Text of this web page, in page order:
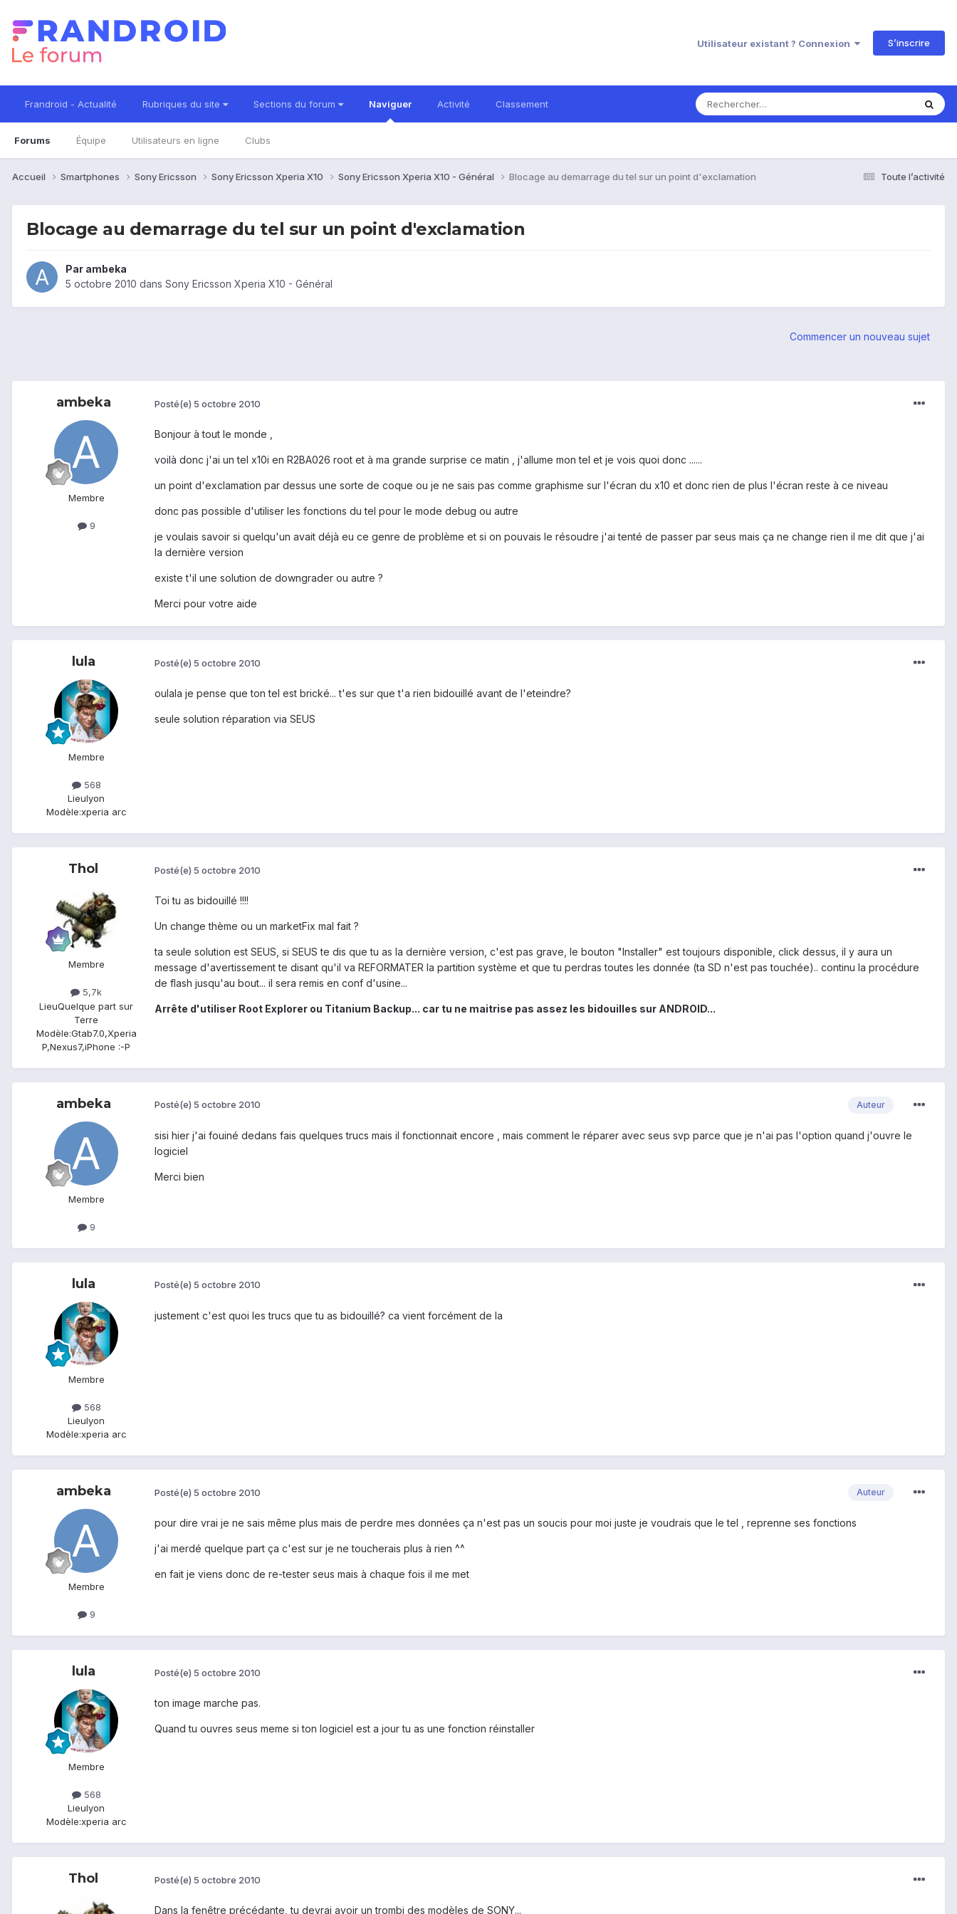
Utilisateur existant ? Connexion S’inscrire
Frandroid - Actualité Rubriques du site Sections du forum Naviguer
Forums Équipe Utilisateurs en ligne Clubs
Activité Classement
Toute l’activité
Accueil Smartphones Sony Ericsson Sony Ericsson Xperia X10 Sony Ericsson Xperia X10 - Général Blocage au demarrage du tel sur un point d'exclamation
Blocage au demarrage du tel sur un point d'exclamation
Par ambeka
5 octobre 2010 dans Sony Ericsson Xperia X10 - Général
Commencer un nouveau sujet
ambeka
Membre
9
Posté(e) 5 octobre 2010
Bonjour à tout le monde ,
voilà donc j'ai un tel x10i en R2BA026 root et à ma grande surprise ce matin , j'allume mon tel et je vois quoi donc ......
un point d'exclamation par dessus une sorte de coque ou je ne sais pas comme graphisme sur l'écran du x10 et donc rien de plus l'écran reste à ce niveau
donc pas possible d'utiliser les fonctions du tel pour le mode debug ou autre
je voulais savoir si quelqu'un avait déjà eu ce genre de problème et si on pouvais le résoudre j'ai tenté de passer par seus mais ça ne change rien il me dit que j'ai
la dernière version
existe t'il une solution de downgrader ou autre ?
Merci pour votre aide
lula
Membre
568
Lieulyon
Modèle:xperia arc
Posté(e) 5 octobre 2010
oulala je pense que ton tel est brické... t'es sur que t'a rien bidouillé avant de l'eteindre?
seule solution réparation via SEUS
Thol
Membre
5,7k
LieuQuelque part sur
Terre
Modèle:Gtab7.0,Xperia
P,Nexus7,iPhone :-P
Posté(e) 5 octobre 2010
Toi tu as bidouillé !!!!
Un change thème ou un marketFix mal fait ?
ta seule solution est SEUS, si SEUS te dis que tu as la dernière version, c'est pas grave, le bouton "Installer" est toujours disponible, click dessus, il y aura un
message d'avertissement te disant qu'il va REFORMATER la partition système et que tu perdras toutes les donnée (ta SD n'est pas touchée).. continu la procédure
de flash jusqu'au bout... il sera remis en conf d'usine...
Arrête d'utiliser Root Explorer ou Titanium Backup... car tu ne maitrise pas assez les bidouilles sur ANDROID...
ambeka
Membre
9
Auteur
Posté(e) 5 octobre 2010
sisi hier j'ai fouiné dedans fais quelques trucs mais il fonctionnait encore , mais comment le réparer avec seus svp parce que je n'ai pas l'option quand j'ouvre le
logiciel
Merci bien
lula
Membre
568
Lieulyon
Modèle:xperia arc
Posté(e) 5 octobre 2010
justement c'est quoi les trucs que tu as bidouillé? ca vient forcément de la
ambeka
Membre
9
Auteur
Posté(e) 5 octobre 2010
pour dire vrai je ne sais même plus mais de perdre mes données ça n'est pas un soucis pour moi juste je voudrais que le tel , reprenne ses fonctions
j'ai merdé quelque part ça c'est sur je ne toucherais plus à rien ^^
en fait je viens donc de re-tester seus mais à chaque fois il me met
lula
Membre
568
Lieulyon
Modèle:xperia arc
Posté(e) 5 octobre 2010
ton image marche pas.
Quand tu ouvres seus meme si ton logiciel est a jour tu as une fonction réinstaller
Thol Posté(e) 5 octobre 2010
Dans la fenêtre précédante, tu devrai avoir un trombi des modèles de SONY...